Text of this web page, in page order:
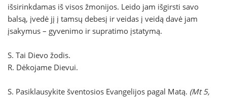
išsirinkdamas iš visos žmonijos. Leido jam išgirsti savo
balsą, įvedė jį į tamsų debesį ir veidas į veidą davė jam
įsakymus – gyvenimo ir supratimo įstatymą.
S. Tai Dievo žodis.
R. Dėkojame Dievui.
S. Pasiklausykite šventosios Evangelijos pagal Matą. (Mt 5,